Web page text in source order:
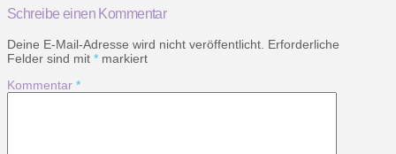
Schreibe einen Kommentar
Deine E-Mail-Adresse wird nicht veröffentlicht. Erforderliche
Felder sind mit * markiert
Kommentar *